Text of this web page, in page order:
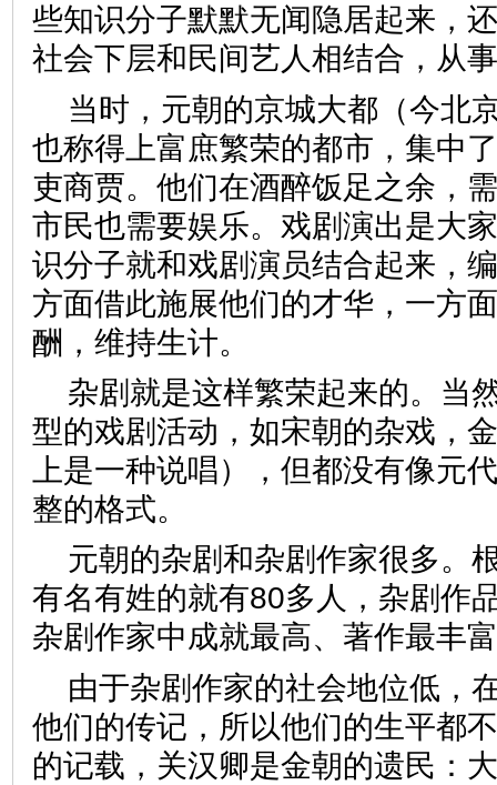
些知识分子默默无闻隐居起来，
社会下层和民间艺人相结合，从
当时，元朝的京城大都（今北
也称得上富庶繁荣的都市，集中
吏商贾。他们在酒醉饭足之余，
市民也需要娱乐。戏剧演出是大
识分子就和戏剧演员结合起来，
方面借此施展他们的才华，一方
酬，维持生计。
杂剧就是这样繁荣起来的。当
型的戏剧活动，如宋朝的杂戏，
上是一种说唱），但都没有像元
整的格式。
元朝的杂剧和杂剧作家很多。
有名有姓的就有80多人，杂剧作
杂剧作家中成就最高、著作最丰
由于杂剧作家的社会地位低，
他们的传记，所以他们的生平都
的记载，关汉卿是金朝的遗民：